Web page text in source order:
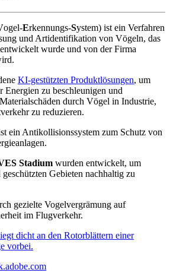
ogel-Erkennungs-System) ist ein Verfahren
und Artidentifikation von Vögeln, das
wurde und von der Firma
KI-gestützten Produktlösungen, um
Energien zu beschleunigen und
durch Vögel in Industrie,
zu reduzieren.
ein Antikollisionssystem zum Schutz von
Stadium wurden entwickelt, um
Gebieten nachhaltig zu
gezielte Vogelvergrämung auf
im Flugverkehr.